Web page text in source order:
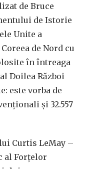
de Bruce
de Istorie
Unite a
de Nord cu
în întreaga
Doilea Război
este vorba de
și 32.557
Curtis LeMay –
al Forțelor